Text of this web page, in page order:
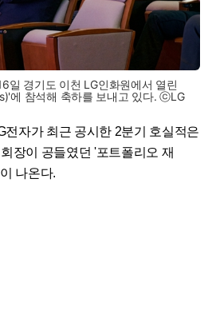
일 경기도 이천 LG인화원에서 열린
에 참석해 축하를 보내고 있다. ⓒLG
전자가 최근 공시한 2분기 호실적은
장이 공들였던 '포트폴리오 재
나온다.